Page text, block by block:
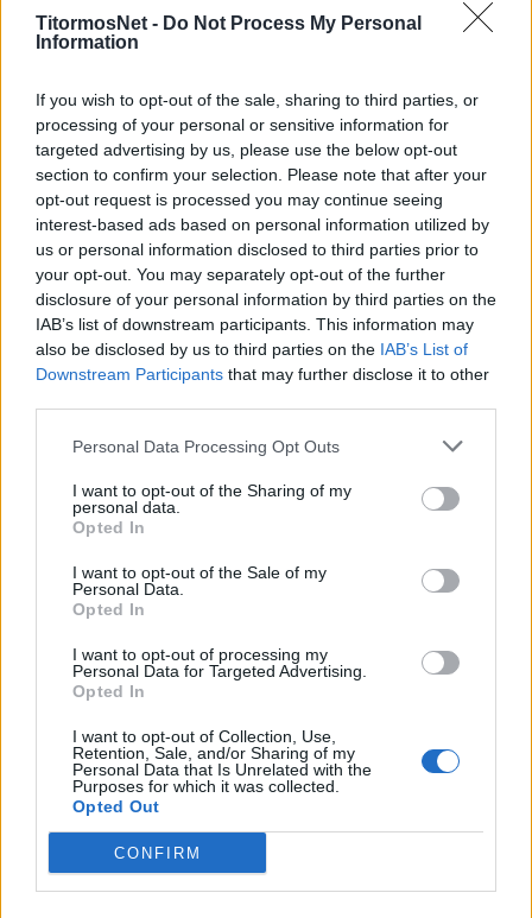
TitormosNet - Do Not Process My Personal
Information
If you wish to opt-out of the sale, sharing to third parties, or
processing of your personal or sensitive information for
targeted advertising by us, please use the below opt-out
section to confirm your selection. Please note that after your
opt-out request is processed you may continue seeing
interest-based ads based on personal information utilized by
us or personal information disclosed to third parties prior to
your opt-out. You may separately opt-out of the further
disclosure of your personal information by third parties on the
IAB’s list of downstream participants. This information may
also be disclosed by us to third parties on the IAB’s List of
Downstream Participants that may further disclose it to other
Personal Data Processing Opt Outs
I want to opt-out of the Sharing of my
personal data.
Opted In
I want to opt-out of the Sale of my
Personal Data.
Opted In
I want to opt-out of processing my
Personal Data for Targeted Advertising.
Opted In
I want to opt-out of Collection, Use,
Retention, Sale, and/or Sharing of my
Personal Data that Is Unrelated with the
Purposes for which it was collected.
Opted Out
CONFIRM
Add TitormosNet.gr on Google
Οι οργανωμένοι της Θύρας 6 με το φινάλε της
αγωνιστικής χρονιάς αποτιμώντας το
πρόσημο αρνητικά, έστειλαν το μήνυμά τους.
Ανήρτησαν στο πέταλο δύο πανό με μηνύματα.
«Κάθε χρονιά η ίδια ιστορία, μιζέρια και μάχη
για τη σωτηρία», ανέγραφε το ένα εξ αυτών.
Στο έτερο εκφραζόταν αλληλεγγύη στους
οπαδούς της ΑΕΛ οι οποίοι καιμηνύθηκαν από
την ΠΑΕ ΑΕΛ για πανό που ανήρτησαν στο
γήπεδο της ομάδας τους κατά της
2 COMMENTS
Εξαιρετική η φιλοξενία των Αλβανών
ΠΑΝΑΙΤΩΛΙΚΟΣ
Τα δεδομένα για τηλεοπτική κάλυψη
με Τρουά και Καλαμάτα